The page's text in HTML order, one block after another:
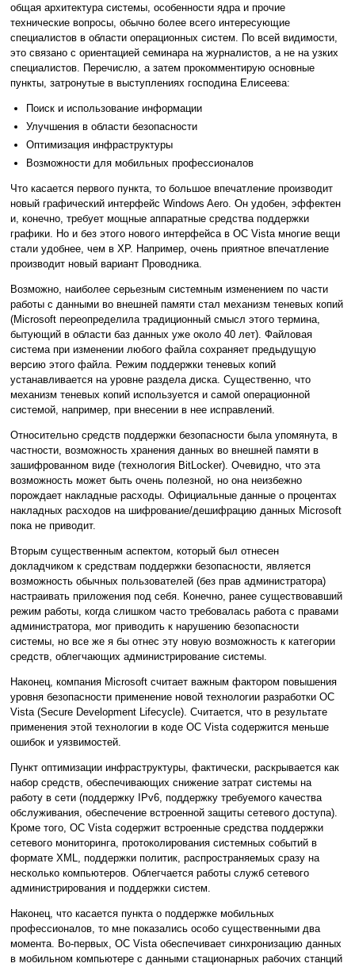
общая архитектура системы, особенности ядра и прочие
технические вопросы, обычно более всего интересующие
специалистов в области операционных систем. По всей видимости,
это связано с ориентацией семинара на журналистов, а не на узких
специалистов. Перечислю, а затем прокомментирую основные
пункты, затронутые в выступлениях господина Елисеева:
Поиск и использование информации
Улучшения в области безопасности
Оптимизация инфраструктуры
Возможности для мобильных профессионалов
Что касается первого пункта, то большое впечатление производит
новый графический интерфейс Windows Aero. Он удобен, эффектен
и, конечно, требует мощные аппаратные средства поддержки
графики. Но и без этого нового интерфейса в ОС Vista многие вещи
стали удобнее, чем в XP. Например, очень приятное впечатление
производит новый вариант Проводника.
Возможно, наиболее серьезным системным изменением по части
работы с данными во внешней памяти стал механизм теневых копий
(Microsoft переопределила традиционный смысл этого термина,
бытующий в области баз данных уже около 40 лет). Файловая
система при изменении любого файла сохраняет предыдущую
версию этого файла. Режим поддержки теневых копий
устанавливается на уровне раздела диска. Существенно, что
механизм теневых копий используется и самой операционной
системой, например, при внесении в нее исправлений.
Относительно средств поддержки безопасности была упомянута, в
частности, возможность хранения данных во внешней памяти в
зашифрованном виде (технология BitLocker). Очевидно, что эта
возможность может быть очень полезной, но она неизбежно
порождает накладные расходы. Официальные данные о процентах
накладных расходов на шифрование/дешифрацию данных Microsoft
пока не приводит.
Вторым существенным аспектом, который был отнесен
докладчиком к средствам поддержки безопасности, является
возможность обычных пользователей (без прав администратора)
настраивать приложения под себя. Конечно, ранее существовавший
режим работы, когда слишком часто требовалась работа с правами
администратора, мог приводить к нарушению безопасности
системы, но все же я бы отнес эту новую возможность к категории
средств, облегчающих администрирование системы.
Наконец, компания Microsoft считает важным фактором повышения
уровня безопасности применение новой технологии разработки ОС
Vista (Secure Development Lifecycle). Считается, что в результате
применения этой технологии в коде ОС Vista содержится меньше
ошибок и уязвимостей.
Пункт оптимизации инфраструктуры, фактически, раскрывается как
набор средств, обеспечивающих снижение затрат системы на
работу в сети (поддержку IPv6, поддержку требуемого качества
обслуживания, обеспечение встроенной защиты сетевого доступа).
Кроме того, ОС Vista содержит встроенные средства поддержки
сетевого мониторинга, протоколирования системных событий в
формате XML, поддержки политик, распространяемых сразу на
несколько компьютеров. Облегчается работы служб сетевого
администрирования и поддержки систем.
Наконец, что касается пункта о поддержке мобильных
профессионалов, то мне показались особо существенными два
момента. Во-первых, ОС Vista обеспечивает синхронизацию данных
в мобильном компьютере с данными стационарных рабочих станций